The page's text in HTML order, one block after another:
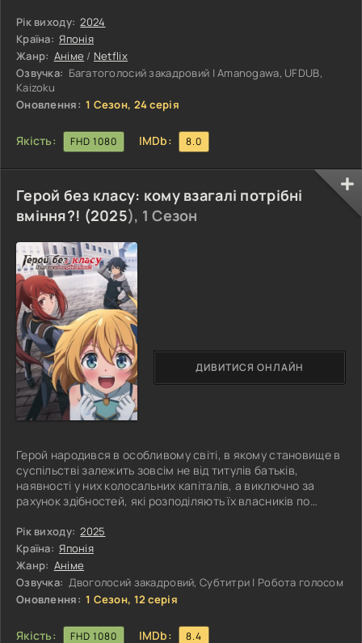
пригод запасаються всілякою їжею у величезних
кількостях. Лай Тордон зіткнувся з непростим вибором:
врятувати сестру Фалін або вирушити на закупівлю
спорядження. Братські почуття виявилися сильнішими.
Але що тепер робити Лаю? Кожен крок у
Рік виходу: 2024
Країна: Японія
Жанр: Аніме / Netflix
Озвучка: Багатоголосий закадровий | Amanogawa, UFDUB,
Kaizoku
Оновлення: 1 Сезон, 24 серія
Якість: FHD 1080 IMDb: 8.0
Герой без класу: кому взагалі потрібні
вміння?! (2025), 1 Сезон
Герой народився в особливому світі, в якому становище в
суспільстві залежить зовсім не від титулів батьків,
наявності у них колосальних капіталів, а виключно за
рахунок здібностей, які розподіляють їх власників по
наскільки важливою для суспільства буде та чи інша
персона. Ось тільки хлопчикові Арелю сильно не
пощастило, адже у нього були відсутні будь-які вартісні
навички. І це при тому, що він народився в шлюбі принцеси
Меча і Архімага. У
Рік виходу: 2025
Країна: Японія
Жанр: Аніме
Озвучка: Двоголосий закадровий, Субтитри | Робота голосом
Оновлення: 1 Сезон, 12 серія
Якість: FHD 1080 IMDb: 8.4
ДИВИТИСЯ ОНЛАЙН